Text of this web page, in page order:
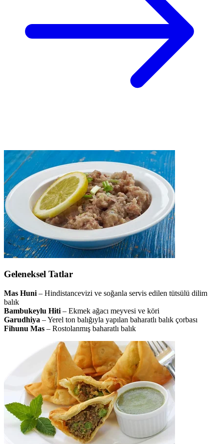
Geleneksel Tatlar
Mas Huni – Hindistancevizi ve soğanla servis edilen tütsülü dilim
balık
Bambukeylu Hiti – Ekmek ağacı meyvesi ve köri
Garudhiya – Yerel ton balığıyla yapılan baharatlı balık çorbası
Fihunu Mas – Rostolanmış baharatlı balık